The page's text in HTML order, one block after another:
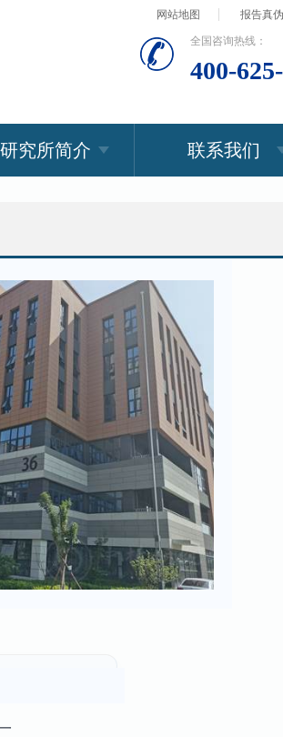
网站地图 报告真
全国咨询热线：
400-
研究所简介 联系我们